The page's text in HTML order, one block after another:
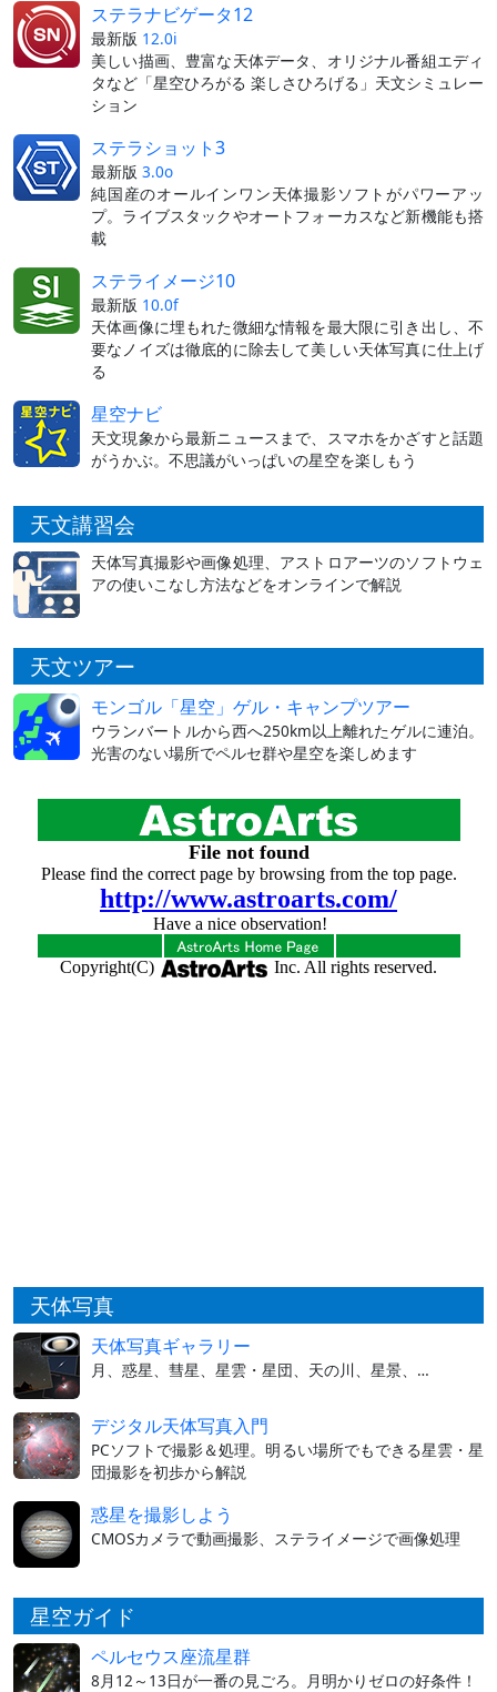
ステラナビゲータ12
最新版 12.0i
美しい描画、豊富な天体データ、オリジナル番組エディ
タなど「星空ひろがる 楽しさひろげる」天文シミュレー
ション
ステラショット3
最新版 3.0o
純国産のオールインワン天体撮影ソフトがパワーアッ
プ。ライブスタックやオートフォーカスなど新機能も搭
載
ステライメージ10
最新版 10.0f
天体画像に埋もれた微細な情報を最大限に引き出し、不
要なノイズは徹底的に除去して美しい天体写真に仕上げ
る
星空ナビ
天文現象から最新ニュースまで、スマホをかざすと話題
がうかぶ。不思議がいっぱいの星空を楽しもう
天文講習会
天体写真撮影や画像処理、アストロアーツのソフトウェ
アの使いこなし方法などをオンラインで解説
天文ツアー
モンゴル「星空」ゲル・キャンプツアー
ウランバートルから西へ250km以上離れたゲルに連泊。
光害のない場所でペルセ群や星空を楽しめます
天体写真
天体写真ギャラリー
月、惑星、彗星、星雲・星団、天の川、星景、…
デジタル天体写真入門
PCソフトで撮影＆処理。明るい場所でもできる星雲・星
団撮影を初歩から解説
惑星を撮影しよう
CMOSカメラで動画撮影、ステライメージで画像処理
星空ガイド
ペルセウス座流星群
8月12～13日が一番の見ごろ。月明かりゼロの好条件！